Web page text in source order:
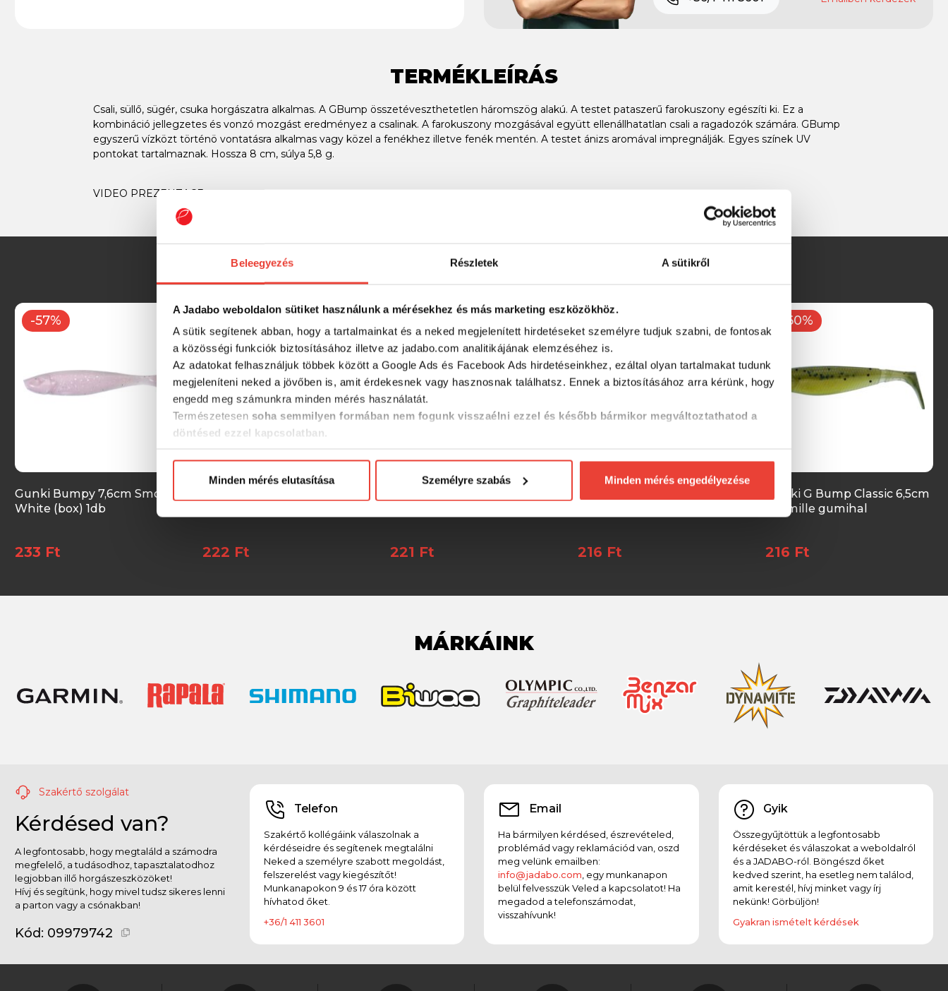
Beleegyezés Részletek A sütikről
A Jadabo weboldalon sütiket használunk a mérésekhez és más marketing eszközökhöz.
A sütik segítenek abban, hogy a tartalmainkat és a neked megjelenített hirdetéseket személyre tudjuk szabni, de fontosak
a közösségi funkciók biztosításához illetve az jadabo.com analitikájának elemzéséhez is.
Az adatokat felhasználjuk többek között a Google Ads és Facebook Ads hirdetéseinkhez, ezáltal olyan tartalmakat tudunk
megjeleníteni neked a jövőben is, amit érdekesnek vagy hasznosnak találhatsz. Ennek a biztosításához arra kérünk, hogy
engedd meg számunkra minden mérés használatát.
Természetesen soha semmilyen formában nem fogunk visszaélni ezzel és később bármikor megváltoztathatod a
döntésed ezzel kapcsolatban.
Előre is köszönjük!
Minden mérés elutasítása Személyre szabás Minden mérés engedélyezése
TERMÉKLEÍRÁS
Csali, süllő, sügér, csuka horgászatra alkalmas. A GBump összetéveszthetetlen háromszög alakú. A testet pataszerű farokuszony egészíti ki. Ez a
kombináció jellegzetes és vonzó mozgást eredményez a csalinak. A farokuszony mozgásával együtt ellenállhatatlan csali a ragadozók számára. GBump
egyszerű vízközt történö vontatásra alkalmas vagy közel a fenékhez illetve fenék mentén. A testet ánizs aromával impregnálják. Egyes színek UV
pontokat tartalmaznak. Hossza 8 cm, súlya 5,8 g.
VIDEO PREZENTACE:
SZINTÉN KIVÁLÓAK
-57%
Gunki Bumpy 7,6cm Smoke
White (box) 1db
233 Ft 222 Ft 221 Ft 216 Ft
-60%
Gunki G Bump Classic 6,5cm
Gremille gumihal
216 Ft
MÁRKÁINK
Szakértő szolgálat
Kérdésed van?
A legfontosabb, hogy megtaláld a számodra
megfelelő, a tudásodhoz, tapasztalatodhoz
legjobban illő horgászeszközöket!
Hívj és segítünk, hogy mivel tudsz sikeres lenni
a parton vagy a csónakban!
Kód: 09979742
Telefon
Szakértő kollégáink válaszolnak a
kérdéseidre és segítenek megtalálni
Neked a személyre szabott megoldást,
felszerelést vagy kiegészítőt!
Munkanapokon 9 és 17 óra között
hívhatod őket.
+36/1 411 3601
Email
Ha bármilyen kérdésed, észrevételed,
problémád vagy reklamációd van, oszd
meg velünk emailben:
info@jadabo.com , egy munkanapon
belül felvesszük Veled a kapcsolatot! Ha
megadod a telefonszámodat,
visszahívunk!
Gyik
Összegyűjtöttük a legfontosabb
kérdéseket és válaszokat a weboldalról
és a JADABO-ról. Böngészd őket
kedved szerint, ha esetleg nem találod,
amit kerestél, hívj minket vagy írj
nekünk! Görbüljön!
Gyakran ismételt kérdések